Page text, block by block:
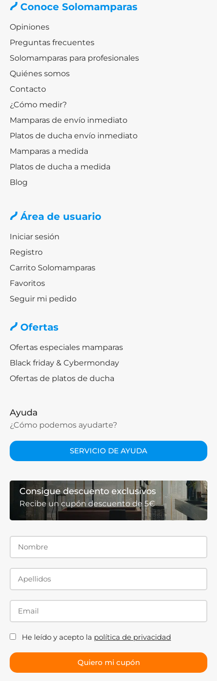
Conoce Solomamparas
Opiniones
Preguntas frecuentes
Solomamparas para profesionales
Quiénes somos
Contacto
¿Cómo medir?
Mamparas de envío inmediato
Platos de ducha envío inmediato
Mamparas a medida
Platos de ducha a medida
Blog
Área de usuario
Iniciar sesión
Registro
Carrito Solomamparas
Favoritos
Seguir mi pedido
Ofertas
Ofertas especiales mamparas
Black friday & Cybermonday
Ofertas de platos de ducha
Ayuda
¿Cómo podemos ayudarte?
SERVICIO DE AYUDA
Consigue descuento exclusivos
Recibe un cupón descuento de 5€
He leído y acepto la política de privacidad